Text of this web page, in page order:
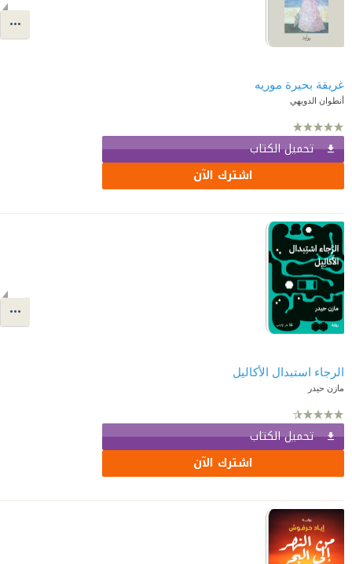
غريقة بحيرة موريه
أنطوان الدويهي
تحميل الكتاب
اشترك الآن
الرجاء استبدال الأكاليل
مازن حيدر
تحميل الكتاب
اشترك الآن